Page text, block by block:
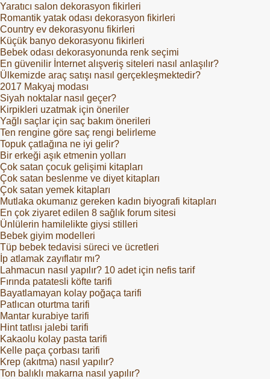
Yaratıcı salon dekorasyon fikirleri
Romantik yatak odası dekorasyon fikirleri
Country ev dekorasyonu fikirleri
Küçük banyo dekorasyonu fikirleri
Bebek odası dekorasyonunda renk seçimi
En güvenilir İnternet alışveriş siteleri nasıl anlaşılır?
Ülkemizde araç satışı nasıl gerçekleşmektedir?
2017 Makyaj modası
Siyah noktalar nasıl geçer?
Kirpikleri uzatmak için öneriler
Yağlı saçlar için saç bakım önerileri
Ten rengine göre saç rengi belirleme
Topuk çatlağına ne iyi gelir?
Bir erkeği aşık etmenin yolları
Çok satan çocuk gelişimi kitapları
Çok satan beslenme ve diyet kitapları
Çok satan yemek kitapları
Mutlaka okumanız gereken kadın biyografi kitapları
En çok ziyaret edilen 8 sağlık forum sitesi
Ünlülerin hamilelikte giysi stilleri
Bebek giyim modelleri
Tüp bebek tedavisi süreci ve ücretleri
İp atlamak zayıflatır mı?
Lahmacun nasıl yapılır? 10 adet için nefis tarif
Fırında patatesli köfte tarifi
Bayatlamayan kolay poğaça tarifi
Patlıcan oturtma tarifi
Mantar kurabiye tarifi
Hint tatlısı jalebi tarifi
Kakaolu kolay pasta tarifi
Kelle paça çorbası tarifi
Krep (akıtma) nasıl yapılır?
Ton balıklı makarna nasıl yapılır?